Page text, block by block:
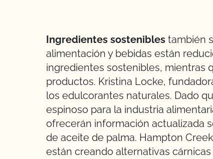
Ingredientes sostenibles también
alimentación y bebidas están
ingredientes sostenibles, mientras
productos. Kristina Locke,
los edulcorantes naturales. Dado
espinoso para la industria
ofrecerán información actualizada
de aceite de palma. Hampton
están creando alternativas